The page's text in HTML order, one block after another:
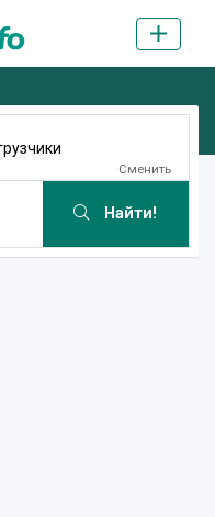
Сменить
Найти!